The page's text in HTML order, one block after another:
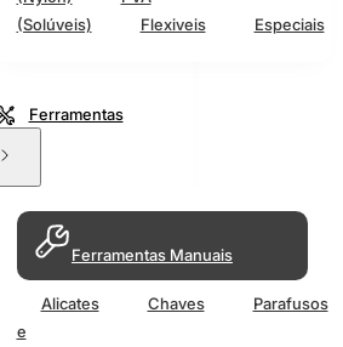
(Solúveis)
Flexiveis Especiais
Ferramentas
Ferramentas Manuais
Alicates Chaves
Parafusos
e